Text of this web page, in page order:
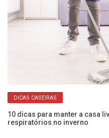
DICAS CASEIRAS
10 dicas para manter a casa
respiratórios no inverno